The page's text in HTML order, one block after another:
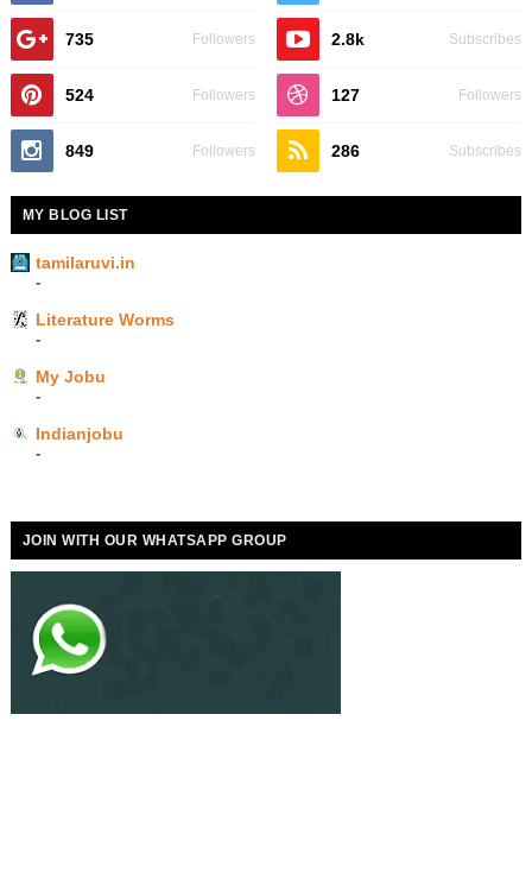
735 Followers 2.8k Subscribes
524 Followers 127 Followers
849 Followers 286 Subscribes
MY BLOG LIST
tamilaruvi.in
-
Literature Worms
-
My Jobu
-
Indianjobu
-
JOIN WITH OUR WHATSAPP GROUP